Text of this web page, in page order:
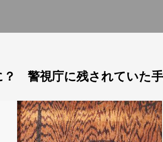
？ 警視庁に残されていた